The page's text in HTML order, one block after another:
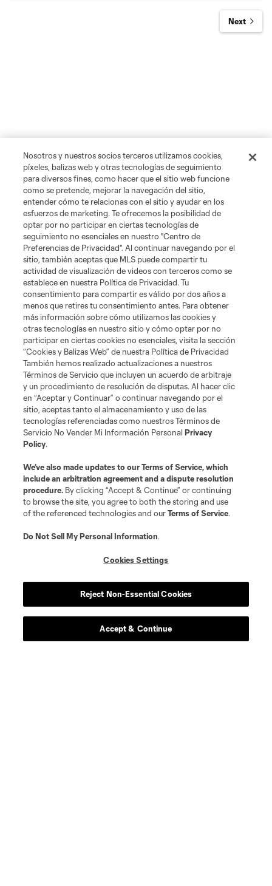
Next
Nosotros y nuestros socios terceros utilizamos cookies,
píxeles, balizas web y otras tecnologías de seguimiento
para diversos fines, como hacer que el sitio web funcione
como se pretende, mejorar la navegación del sitio,
entender cómo te relacionas con el sitio y ayudar en los
esfuerzos de marketing. Te ofrecemos la posibilidad de
optar por no participar en ciertas tecnologías de
seguimiento no esenciales en nuestro "Centro de
Preferencias de Privacidad". Al continuar navegando por el
sitio, también aceptas que MLS puede compartir tu
actividad de visualización de videos con terceros como se
establece en nuestra Política de Privacidad. Tu
consentimiento para compartir es válido por dos años a
menos que retires tu consentimiento antes. Para obtener
más información sobre cómo utilizamos las cookies y
otras tecnologías en nuestro sitio y cómo optar por no
participar en ciertas cookies no esenciales, visita la sección
“Cookies y Balizas Web” de nuestra Política de Privacidad
También hemos realizado actualizaciones a nuestros
Términos de Servicio que incluyen un acuerdo de arbitraje
y un procedimiento de resolución de disputas. Al hacer clic
en “Aceptar y Continuar” o continuar navegando por el
sitio, aceptas tanto el almacenamiento y uso de las
tecnologías referenciadas como nuestros Términos de
Servicio No Vender Mi Información PersonalPrivacy
Policy.
We’ve also made updates to ourTerms of Service, which
include an arbitration agreement and a dispute resolution
procedure. By clicking “Accept & Continue” or continuing
to browse the site, you agree to both the storing and use
of the referenced technologies and ourTerms of Service.
Do Not Sell My Personal Information.
Cookies Settings
Reject Non-Essential Cookies
Accept & Continue